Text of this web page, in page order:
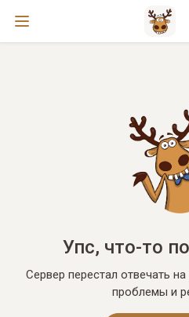
Упс, что-то
Сервер перестал отвечать
проблемы и